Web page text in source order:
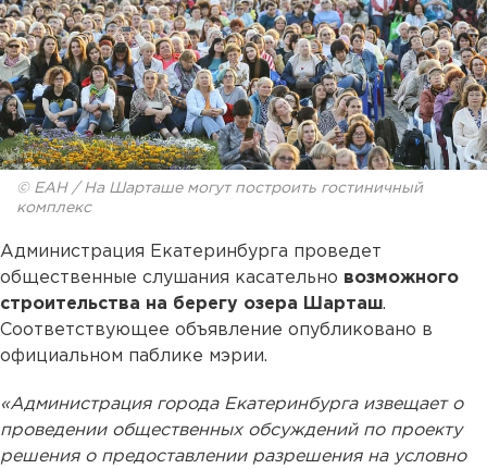
© ЕАН / На Шарташе могут построить гостиничный
комплекс
Администрация Екатеринбурга проведет
общественные слушания касательно возможного
строительства на берегу озера Шарташ.
Соответствующее объявление опубликовано в
официальном паблике мэрии.
«Администрация города Екатеринбурга извещает о
проведении общественных обсуждений по проекту
решения о предоставлении разрешения на условно